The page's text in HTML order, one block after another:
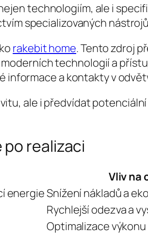
technologiím, ale i
specializovaných
rakebit home. Tento zdroj
technologií a
informace a kontakty v
ale i předvídat
realizaci
Vliv na
energieSnížení nákladů a
Rychlejší odezva a
Optimalizace